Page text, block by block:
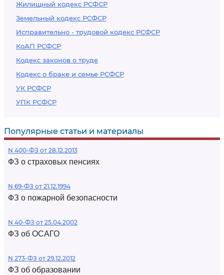
Жилищный кодекс РСФСР
Земельный кодекс РСФСР
Исправительно - трудовой кодекс РСФСР
КоАП РСФСР
Кодекс законов о труде
Кодекс о браке и семье РСФСР
УК РСФСР
УПК РСФСР
Популярные статьи и материалы
N 400-ФЗ от 28.12.2013
ФЗ о страховых пенсиях
N 69-ФЗ от 21.12.1994
ФЗ о пожарной безопасности
N 40-ФЗ от 25.04.2002
ФЗ об ОСАГО
N 273-ФЗ от 29.12.2012
ФЗ об образовании